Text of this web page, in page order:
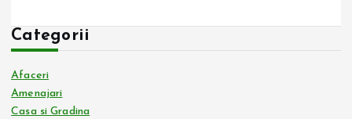
Categorii
Afaceri
Amenajari
Casa si Gradina